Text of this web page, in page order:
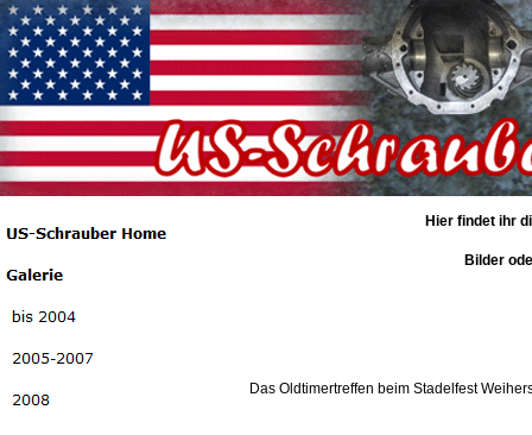
Hier findet ihr
Bilder
Das Oldtimertreffen beim Stadelfest